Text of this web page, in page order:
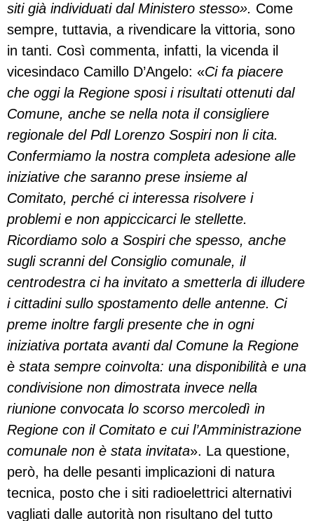
siti già individuati dal Ministero stesso». Come
sempre, tuttavia, a rivendicare la vittoria, sono
in tanti. Così commenta, infatti, la vicenda il
vicesindaco Camillo D’Angelo: «Ci fa piacere
che oggi la Regione sposi i risultati ottenuti dal
Comune, anche se nella nota il consigliere
regionale del Pdl Lorenzo Sospiri non li cita.
Confermiamo la nostra completa adesione alle
iniziative che saranno prese insieme al
Comitato, perché ci interessa risolvere i
problemi e non appiccicarci le stellette.
Ricordiamo solo a Sospiri che spesso, anche
sugli scranni del Consiglio comunale, il
centrodestra ci ha invitato a smetterla di illudere
i cittadini sullo spostamento delle antenne. Ci
preme inoltre fargli presente che in ogni
iniziativa portata avanti dal Comune la Regione
è stata sempre coinvolta: una disponibilità e una
condivisione non dimostrata invece nella
riunione convocata lo scorso mercoledì in
Regione con il Comitato e cui l’Amministrazione
comunale non è stata invitata». La questione,
però, ha delle pesanti implicazioni di natura
tecnica, posto che i siti radioelettrici alternativi
vagliati dalle autorità non risultano del tutto